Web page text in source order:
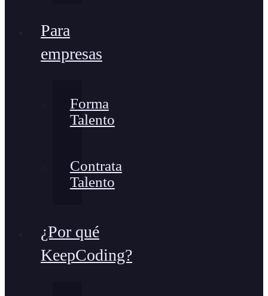
Para
empresas
Forma
Talento
Contrata
Talento
¿Por qué
KeepCoding?